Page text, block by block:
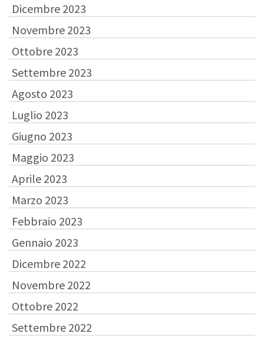
Dicembre 2023
Novembre 2023
Ottobre 2023
Settembre 2023
Agosto 2023
Luglio 2023
Giugno 2023
Maggio 2023
Aprile 2023
Marzo 2023
Febbraio 2023
Gennaio 2023
Dicembre 2022
Novembre 2022
Ottobre 2022
Settembre 2022